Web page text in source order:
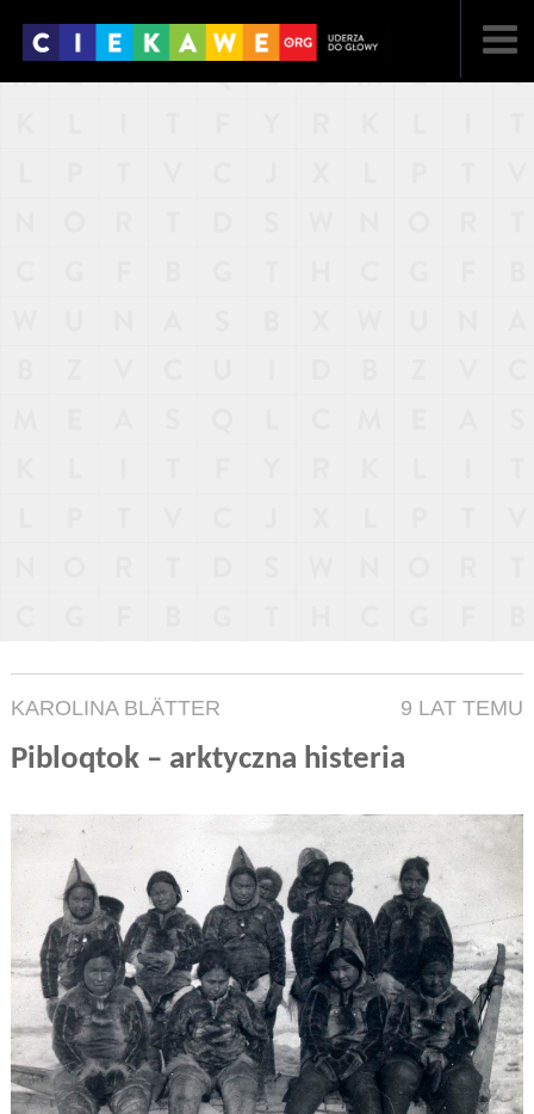
KAROLINA BLÄTTER 9 LAT TEMU
Pibloqtok – arktyczna histeria